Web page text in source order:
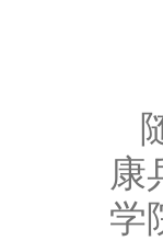
康
学